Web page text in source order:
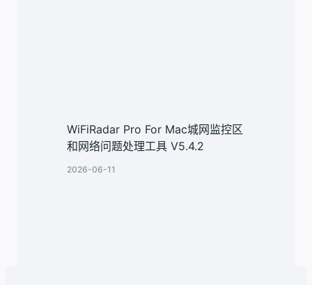
WiFiRadar Pro For Mac城网监控区
和网络问题处理工具 V5.4.2
2026-06-11